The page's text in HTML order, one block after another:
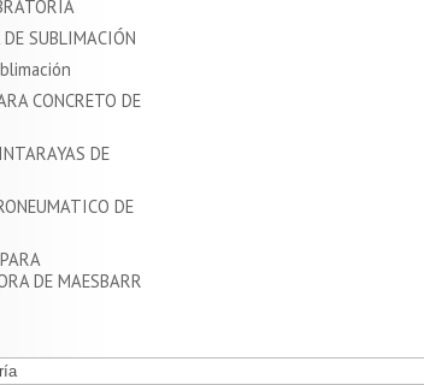
SUBLIMACIÓN
CONCRETO DE
DE
DE
DE MAESBARR